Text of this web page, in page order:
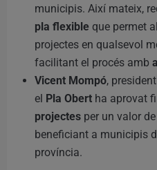
municipis. Així mateix,
pla flexible que permet
projectes en qualsevol
facilitant el procés amb
Vicent Mompó,
el Pla Obert ha aprovat
projectes per un valor de
beneficiant a municipis
província.